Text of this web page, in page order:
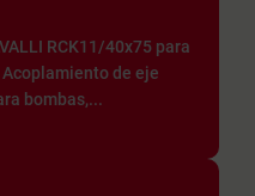
RCK11/40x75 para
de eje
bombas,...